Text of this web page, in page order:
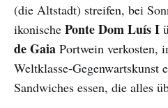
(die Altstadt) streifen, bei
ikonische Ponte Dom Luís I
de Gaia Portwein verkosten,
Weltklasse-Gegenwartskunst
Sandwiches essen, die alles